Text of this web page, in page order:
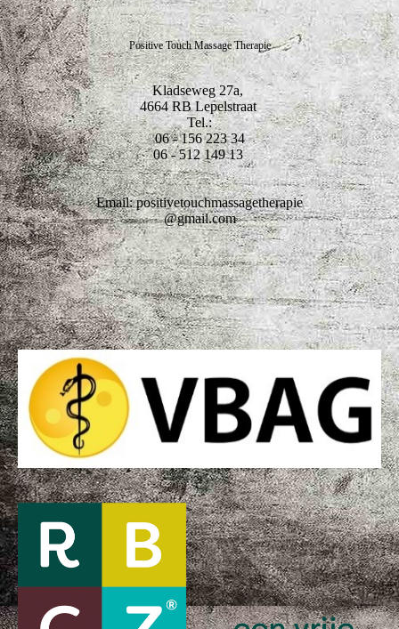
Positive Touch Massage Therapie
Kladseweg 27a,
4664 RB Lepelstraat
Tel.:
06 - 156 223 34
06 - 512 149 13
Email: positivetouchmassagetherapie
@gmail.com